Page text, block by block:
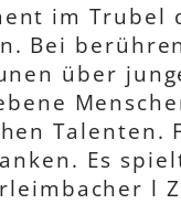
im Trubel
Bei
über
Talenten.
Es
l